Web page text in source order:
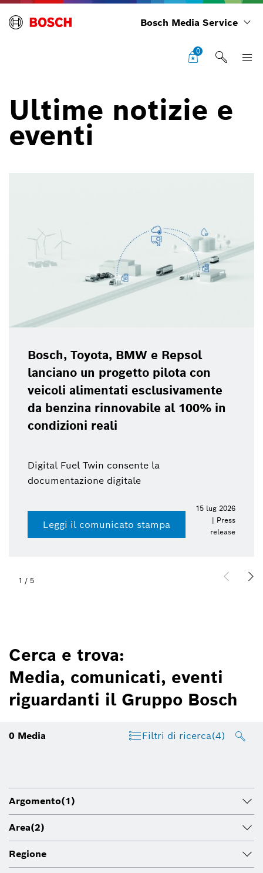
Bosch Media Service
0
Ultime notizie e
eventi
Bosch, Toyota, BMW e Repsol
lanciano un progetto pilota con
veicoli alimentati esclusivamente
da benzina rinnovabile al 100% in
condizioni reali
Digital Fuel Twin consente la
documentazione digitale
Leggi il comunicato stampa
15 lug 2026
| Press
release
1 / 5
Cerca e trova:
Media, comunicati, eventi
riguardanti il Gruppo Bosch
0 Media Filtri di ricerca(4)
Argomento(1)
Area(2)
Regione